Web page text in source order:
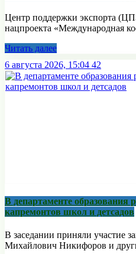
Центр поддержки экспорта
нацпроекта «Международная
Читать далее
6 августа 2026, 15:04 42
В департаменте образования
капремонтов школ и детсадов
В заседании приняли участие
Михайлович Никифоров и